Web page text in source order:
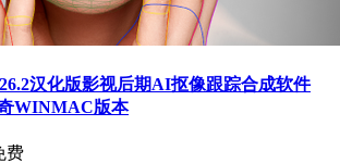
汉化版影视后期AI抠像跟踪合成软件
WINMAC版本
费